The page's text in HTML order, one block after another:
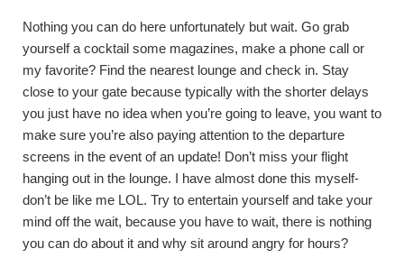
Nothing you can do here unfortunately but wait. Go grab
yourself a cocktail some magazines, make a phone call or
my favorite? Find the nearest lounge and check in. Stay
close to your gate because typically with the shorter delays
you just have no idea when you’re going to leave, you want to
make sure you’re also paying attention to the departure
screens in the event of an update! Don’t miss your flight
hanging out in the lounge. I have almost done this myself-
don’t be like me LOL. Try to entertain yourself and take your
mind off the wait, because you have to wait, there is nothing
you can do about it and why sit around angry for hours?